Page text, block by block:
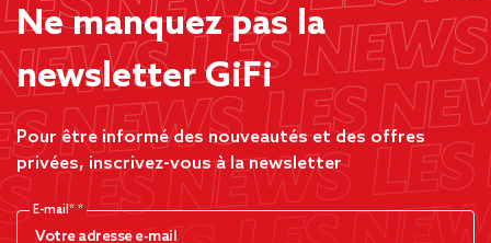
Ne manquez pas la
newsletter GiFi
Pour être informé des nouveautés et des offres
privées, inscrivez-vous à la newsletter
E-mail*